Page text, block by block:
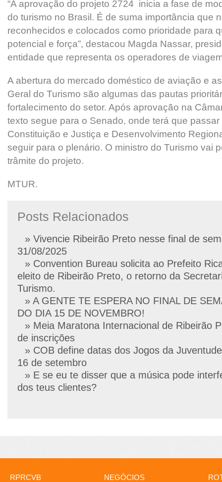
“A aprovação do projeto 2724 inicia a fase de
do turismo no Brasil. É de suma importância que
reconhecidos e colocados como prioridade para
potencial e força”, destacou Magda Nassar,
entidade que representa os operadores de
A abertura do mercado doméstico de aviação e
Geral do Turismo são algumas das pautas
fortalecimento do setor. Após aprovação na
texto segue para o Senado, onde terá que
Constituição e Justiça e Desenvolvimento
seguir para o plenário. O ministro do Turismo vai
trâmite do projeto.
MTUR.
Posts Relacionados
» Vivencie Ribeirão Preto nesse final de
31/08/2025
» Convention Bureau solicita ao Prefeito
eleito de Ribeirão Preto, o retorno da
Turismo.
» A GENTE TE ESPERA NO FINAL DE
DO DIA 15 DE NOVEMBRO!
» Meia Maratona Internacional de Ribeirão
de inscrições
» COB define datas dos Jogos da
16 de setembro
» E se eu te disser que a música pode
dos teus clientes?
RPRCVB NEGÓCIOS